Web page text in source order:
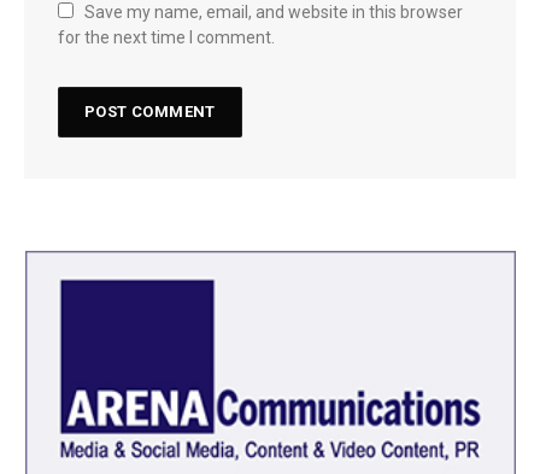
Save my name, email, and website in this browser
for the next time I comment.